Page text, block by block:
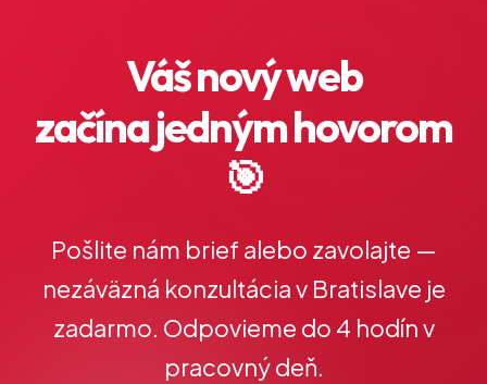
Váš nový web
začína jedným hovorom
🎯
Pošlite nám brief alebo zavolajte —
nezáväzná konzultácia v Bratislave je
zadarmo. Odpovieme do 4 hodín v
pracovný deň.